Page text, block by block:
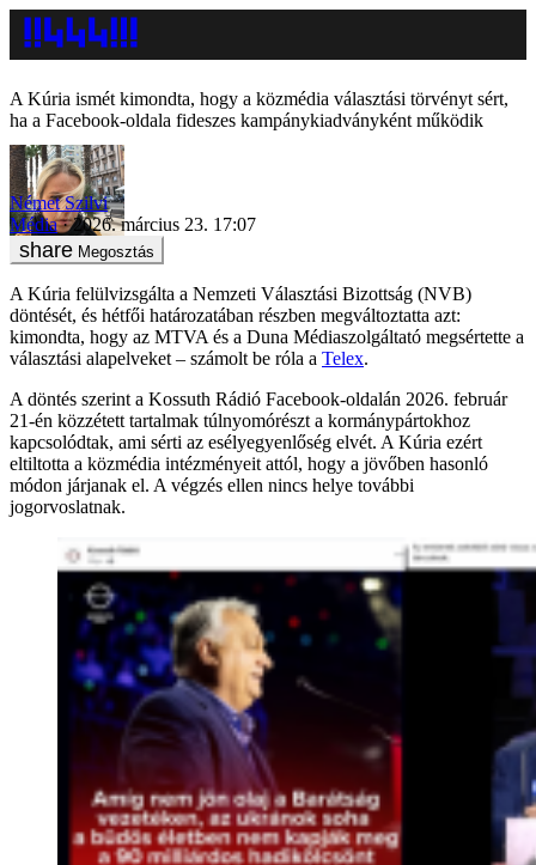
A Kúria ismét kimondta, hogy a közmédia választási törvényt sért,
ha a Facebook-oldala fideszes kampánykiadványként működik
Német Szilvi
Média
2026. március 23. 17:07
Megosztás
A Kúria felülvizsgálta a Nemzeti Választási Bizottság (NVB)
döntését, és hétfői határozatában részben megváltoztatta azt:
kimondta, hogy az MTVA és a Duna Médiaszolgáltató megsértette a
választási alapelveket – számolt be róla a Telex.
A döntés szerint a Kossuth Rádió Facebook-oldalán 2026. február
21-én közzétett tartalmak túlnyomórészt a kormánypártokhoz
kapcsolódtak, ami sérti az esélyegyenlőség elvét. A Kúria ezért
eltiltotta a közmédia intézményeit attól, hogy a jövőben hasonló
módon járjanak el. A végzés ellen nincs helye további
jogorvoslatnak.